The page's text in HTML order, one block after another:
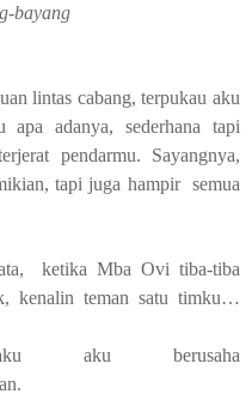
bayang
lintas cabang, terpukau aku
apa adanya, sederhana tapi
pendarmu. Sayangnya,
tapi juga hampir semua
ketika Mba Ovi tiba-tiba
kenalin teman satu timku…
aku berusaha